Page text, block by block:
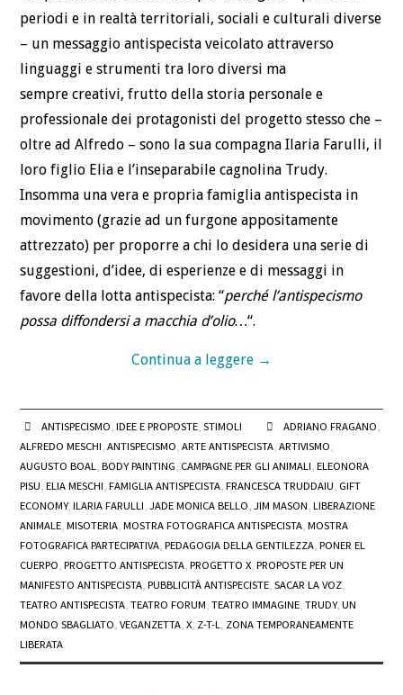
periodi e in realtà territoriali, sociali e culturali diverse
– un messaggio antispecista veicolato attraverso
linguaggi e strumenti tra loro diversi ma
sempre creativi, frutto della storia personale e
professionale dei protagonisti del progetto stesso che –
oltre ad Alfredo – sono la sua compagna Ilaria Farulli, il
loro figlio Elia e l’inseparabile cagnolina Trudy.
Insomma una vera e propria famiglia antispecista in
movimento (grazie ad un furgone appositamente
attrezzato) per proporre a chi lo desidera una serie di
suggestioni, d’idee, di esperienze e di messaggi in
favore della lotta antispecista: “perché l’antispecismo
possa diffondersi a macchia d’olio…“.
Continua a leggere →
ANTISPECISMO, IDEE E PROPOSTE, STIMOLI ADRIANO FRAGANO,
ALFREDO MESCHI,ANTISPECISMO,ARTE ANTISPECISTA,ARTIVISMO,
AUGUSTO BOAL,BODY PAINTING, CAMPAGNE PER GLI ANIMALI,ELEONORA
PISU,ELIA MESCHI,FAMIGLIA ANTISPECISTA,FRANCESCA TRUDDAIU, GIFT
ECONOMY,ILARIA FARULLI,JADE MONICA BELLO,JIM MASON,LIBERAZIONE
ANIMALE,MISOTERIA,MOSTRA FOTOGRAFICA ANTISPECISTA,MOSTRA
FOTOGRAFICA PARTECIPATIVA,PEDAGOGIA DELLA GENTILEZZA,PONER EL
CUERPO,PROGETTO ANTISPECISTA,PROGETTO X,PROPOSTE PER UN
MANIFESTO ANTISPECISTA,PUBBLICITÀ ANTISPECISTE,SACAR LA VOZ,
TEATRO ANTISPECISTA,TEATRO FORUM,TEATRO IMMAGINE,TRUDY,UN
MONDO SBAGLIATO,VEGANZETTA,X, Z-T-L, ZONA TEMPORANEAMENTE
LIBERATA